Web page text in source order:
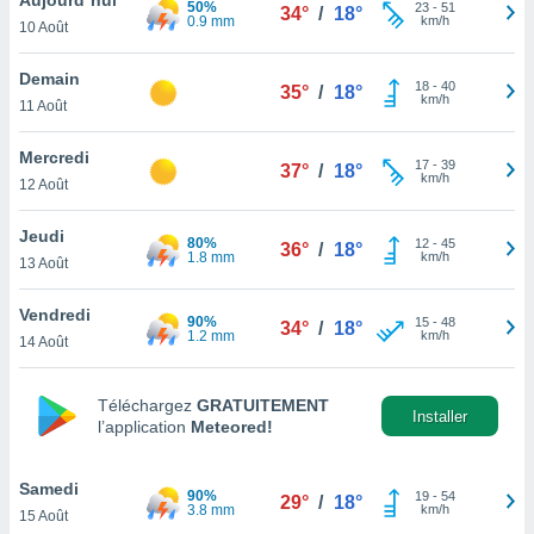
et
»,
au
vous
qu'ils
ou
le
ainsi
un
la
du
10 Août
50%
0.9 mm
34° / 18° 23- 51
km/h
Demain
11 Août
35° / 18° 18- 40
km/h
Mercredi
12 Août
37° / 18° 17- 39
km/h
Jeudi
13 Août
80%
1.8 mm
36° / 18° 12- 45
km/h
Vendredi
14 Août
90%
1.2 mm
34° / 18° 15- 48
km/h
Téléchargez GRATUITEMENT
l’application Meteored!
Installer
Samedi
15 Août
90%
3.8 mm
29° / 18° 19- 54
km/h